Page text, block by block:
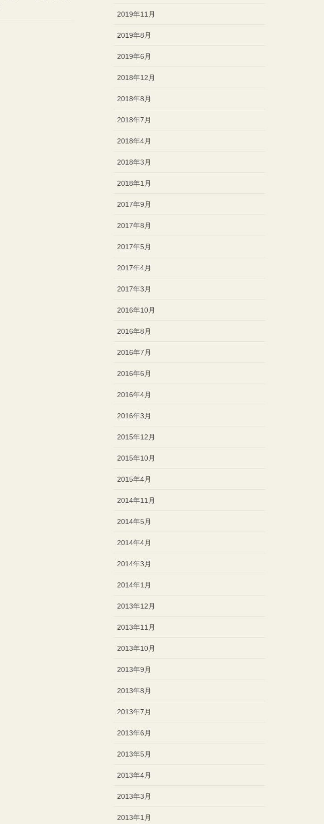
2019年11月
2019年8月
2019年6月
2018年12月
2018年8月
2018年7月
2018年4月
2018年3月
2018年1月
2017年9月
2017年8月
2017年5月
2017年4月
2017年3月
2016年10月
2016年8月
2016年7月
2016年6月
2016年4月
2016年3月
2015年12月
2015年10月
2015年4月
2014年11月
2014年5月
2014年4月
2014年3月
2014年1月
2013年12月
2013年11月
2013年10月
2013年9月
2013年8月
2013年7月
2013年6月
2013年5月
2013年4月
2013年3月
2013年1月